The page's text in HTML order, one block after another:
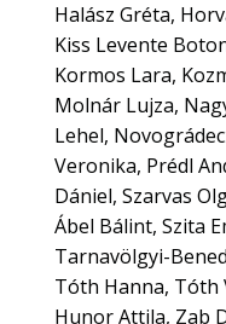
Halász Gréta,
Kiss Levente
Kormos Lara,
Molnár Lujza,
Lehel,
Veronika, Prédl
Dániel, Szarvas
Ábel Bálint, Szita
Tarnavölgyi-
Tóth Hanna, Tóth
Hunor Attila, Zab